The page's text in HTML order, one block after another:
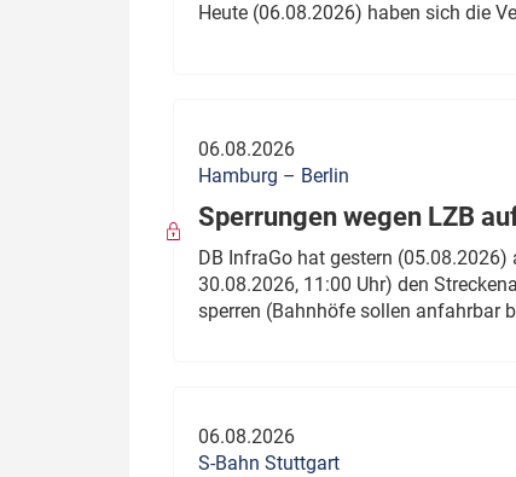
Heute (06.08.2026) haben sich die
06.08.2026
Hamburg – Berlin
Sperrungen wegen LZB
DB InfraGo hat gestern
30.08.2026, 11:00 Uhr) den
sperren (Bahnhöfe sollen anfahrbar
06.08.2026
S-Bahn Stuttgart